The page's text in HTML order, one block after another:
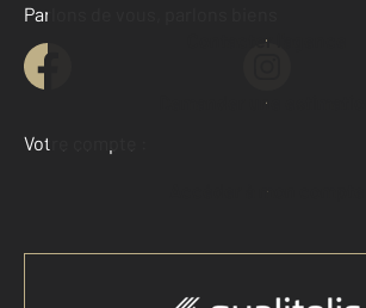
Contacter l'agence
Demander une estimation
Parlons de vous, parlons biens
Votre compte :
Accéder à mon compte